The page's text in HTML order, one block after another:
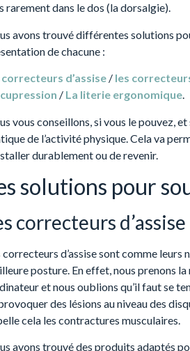
rarement dans le dos (la dorsalgie).
avons trouvé différentes solutions
de chacune :
correcteurs d’assise / les
/ La literie ergonomique.
vous conseillons, si vous le pouvez,
de l’activité physique. Cela va
durablement ou de revenir.
solutions pour
correcteurs d’assise
correcteurs d’assise sont comme
posture. En effet, nous prenons
et nous oublions qu’il faut se
des lésions au niveau des
cela les contractures musculaires.
avons trouvé des produits adaptés